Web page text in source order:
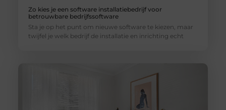
Zo kies je een software installatiebedrijf voor
betrouwbare bedrijfssoftware
Sta je op het punt om nieuwe software te kiezen, maar
twijfel je welk bedrijf de installatie en inrichting echt